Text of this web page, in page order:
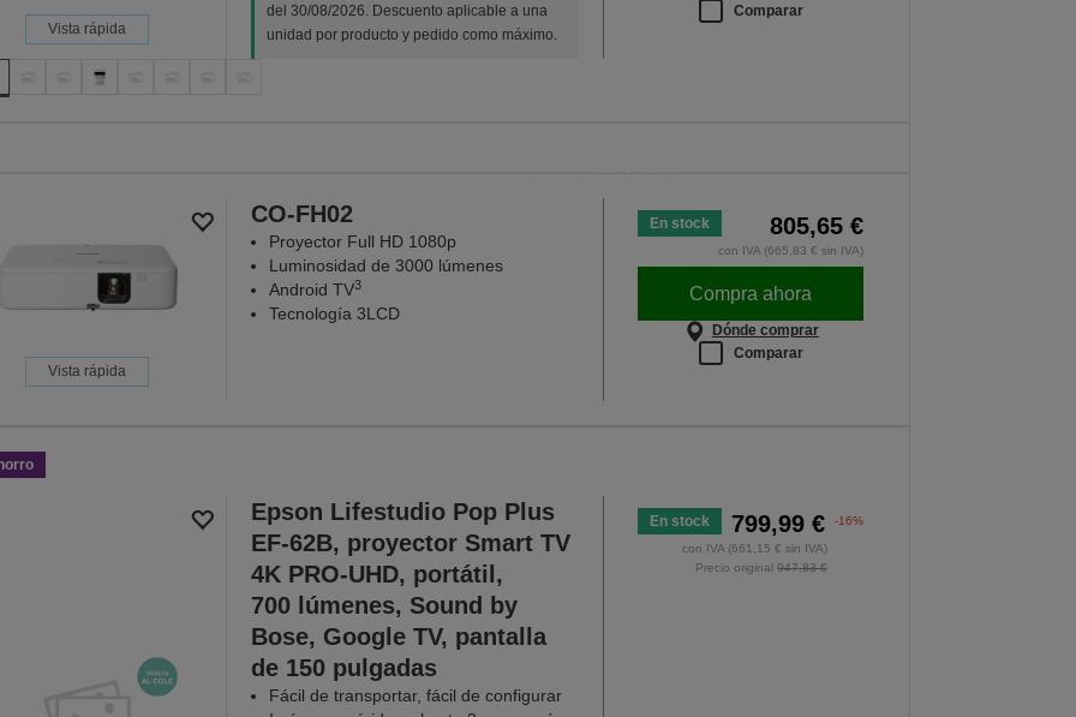
Vista rápida
del 30/08/2026. Descuento aplicable a una
unidad por producto y pedido como máximo.
Comparar
VER LAS OFERTAS
Vista rápida
CO-FH02
Proyector Full HD 1080p
Luminosidad de 3000 lúmenes
Android TV3
Tecnología 3LCD
En stock 805,65 €
con IVA (665,83 € sin IVA)
Compra ahora
Dónde comprar
Comparar
Epson Lifestudio Pop Plus
EF-62B, proyector Smart TV
4K PRO-UHD, portátil,
700 lúmenes, Sound by
Bose, Google TV, pantalla
de 150 pulgadas
Fácil de transportar, fácil de configurar
En stock 799,99 € -16%
con IVA (661,15 € sin IVA)
Precio original947,83 €